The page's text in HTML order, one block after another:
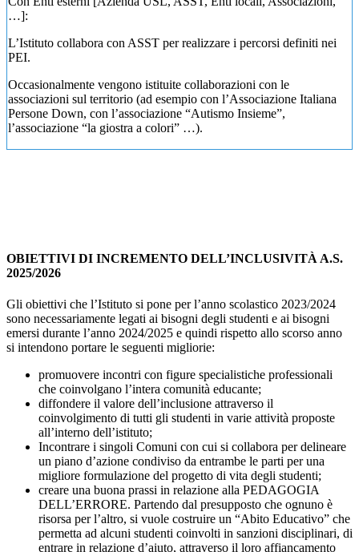
…]:
L’Istituto collabora con ASST per realizzare i percorsi definiti nei
PEI.
Occasionalmente vengono istituite collaborazioni con le
associazioni sul territorio (ad esempio con l’Associazione Italiana
Persone Down, con l’associazione “Autismo Insieme”,
l’associazione “la giostra a colori” …).
OBIETTIVI DI INCREMENTO DELL’INCLUSIVITÀ A.S.
2025/2026
Gli obiettivi che l’Istituto si pone per l’anno scolastico 2023/2024
sono necessariamente legati ai bisogni degli studenti e ai bisogni
emersi durante l’anno 2024/2025 e quindi rispetto allo scorso anno
si intendono portare le seguenti migliorie:
promuovere incontri con figure specialistiche professionali
che coinvolgano l’intera comunità educante;
diffondere il valore dell’inclusione attraverso il
coinvolgimento di tutti gli studenti in varie attività proposte
all’interno dell’istituto;
Incontrare i singoli Comuni con cui si collabora per delineare
un piano d’azione condiviso da entrambe le parti per una
migliore formulazione del progetto di vita degli studenti;
creare una buona prassi in relazione alla PEDAGOGIA
DELL’ERRORE. Partendo dal presupposto che ognuno è
risorsa per l’altro, si vuole costruire un “Abito Educativo” che
permetta ad alcuni studenti coinvolti in sanzioni disciplinari, di
entrare in relazione d’aiuto, attraverso il loro affiancamento